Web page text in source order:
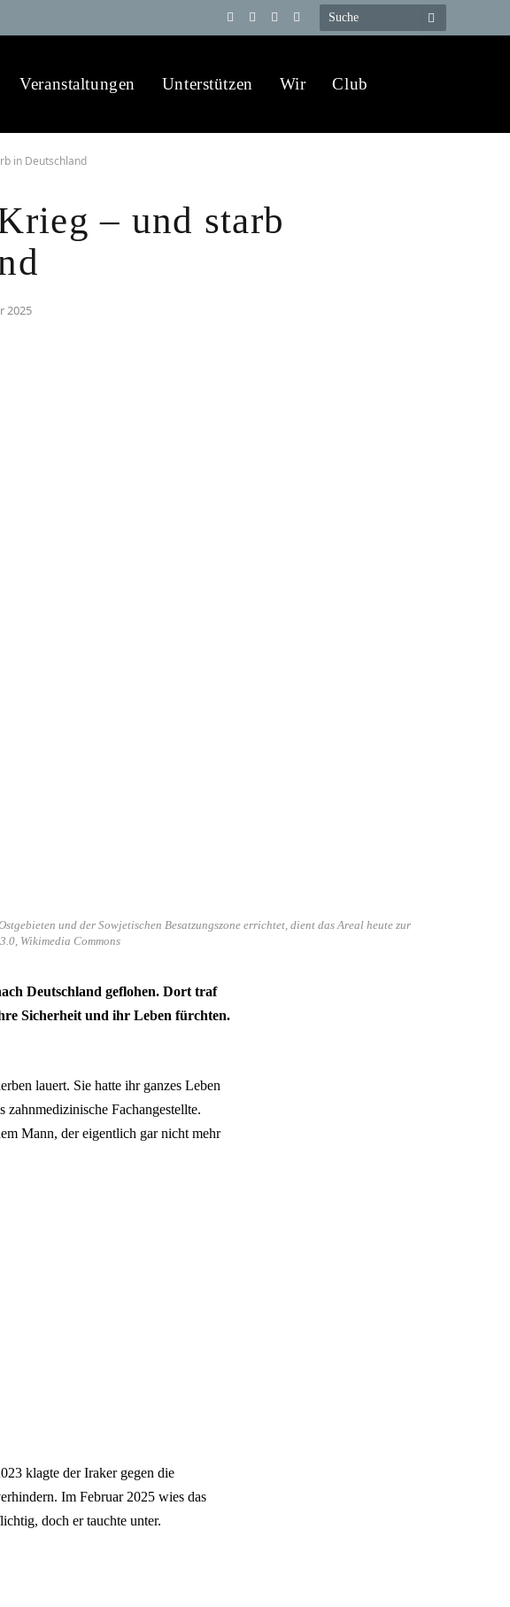
Telegram
YouTube
X
WhatsApp
Veranstaltungen Unterstützen Wir Club
in Deutschland
– und starb
2025
und der Sowjetischen Besatzungszone errichtet, dient das Areal heute zur
Wikimedia Commons
Deutschland geflohen. Dort traf
Sicherheit und ihr Leben fürchten.
lauert. Sie hatte ihr ganzes Leben
Fachangestellte.
Mann, der eigentlich gar nicht mehr
klagte der Iraker gegen die
Im Februar 2025 wies das
doch er tauchte unter.